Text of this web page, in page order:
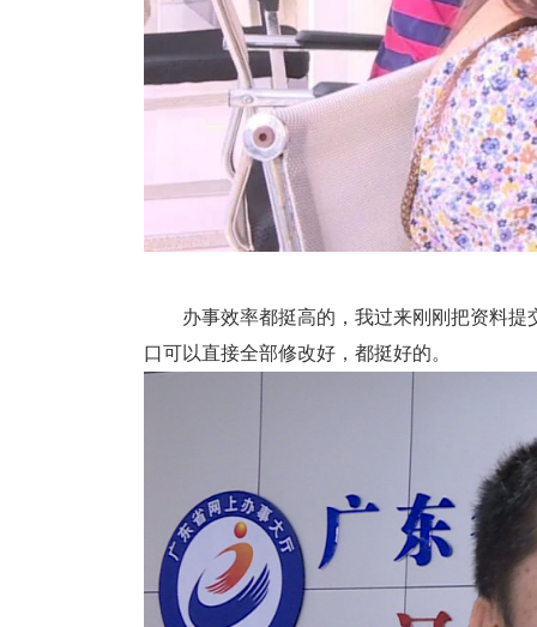
办事效率都挺高的，我过来刚刚把资料提
口可以直接全部修改好，都挺好的。